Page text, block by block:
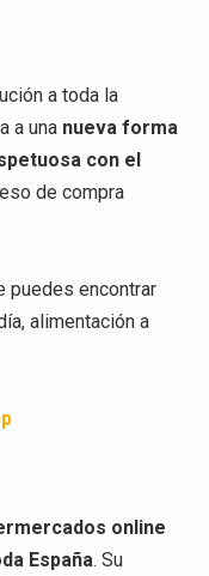
a toda la
a una nueva forma
con el
de compra
puedes encontrar
alimentación a
online
España. Su